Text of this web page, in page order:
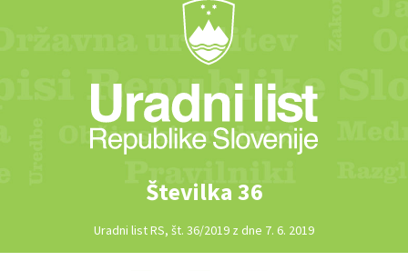
Številka 36
Uradni list RS, št. 36/2019 z dne 7. 6. 2019